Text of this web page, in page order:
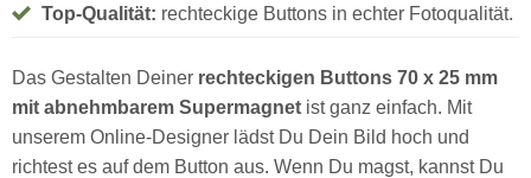
Top-Qualität: rechteckige Buttons in echter Fotoqualität.
Das Gestalten Deiner rechteckigen Buttons 70 x 25 mm
mit abnehmbarem Supermagnetist ganz einfach. Mit
unserem Online-Designer lädst Du Dein Bild hoch und
richtest es auf dem Button aus. Wenn Du magst, kannst Du